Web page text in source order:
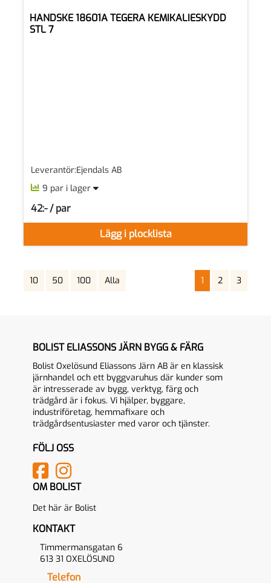
HANDSKE 18601A TEGERA KEMIKALIESKYDD
STL 7
Leverantör:Ejendals AB
9 par i lager
Lägg i plocklista
42:- / par
SEK per PAR
10 50 100 Alla 1 2 3
BOLIST ELIASSONS JÄRN BYGG & FÄRG
Bolist Oxelösund Eliassons Järn AB är en klassisk
järnhandel och ett byggvaruhus där kunder som
är intresserade av bygg, verktyg, färg och
trädgård är i fokus. Vi hjälper, byggare,
industriföretag, hemmafixare och
trädgårdsentusiaster med varor och tjänster.
FÖLJ OSS
OM BOLIST
Det här är Bolist
KONTAKT
Timmermansgatan 6
613 31 OXELÖSUND
Telefon